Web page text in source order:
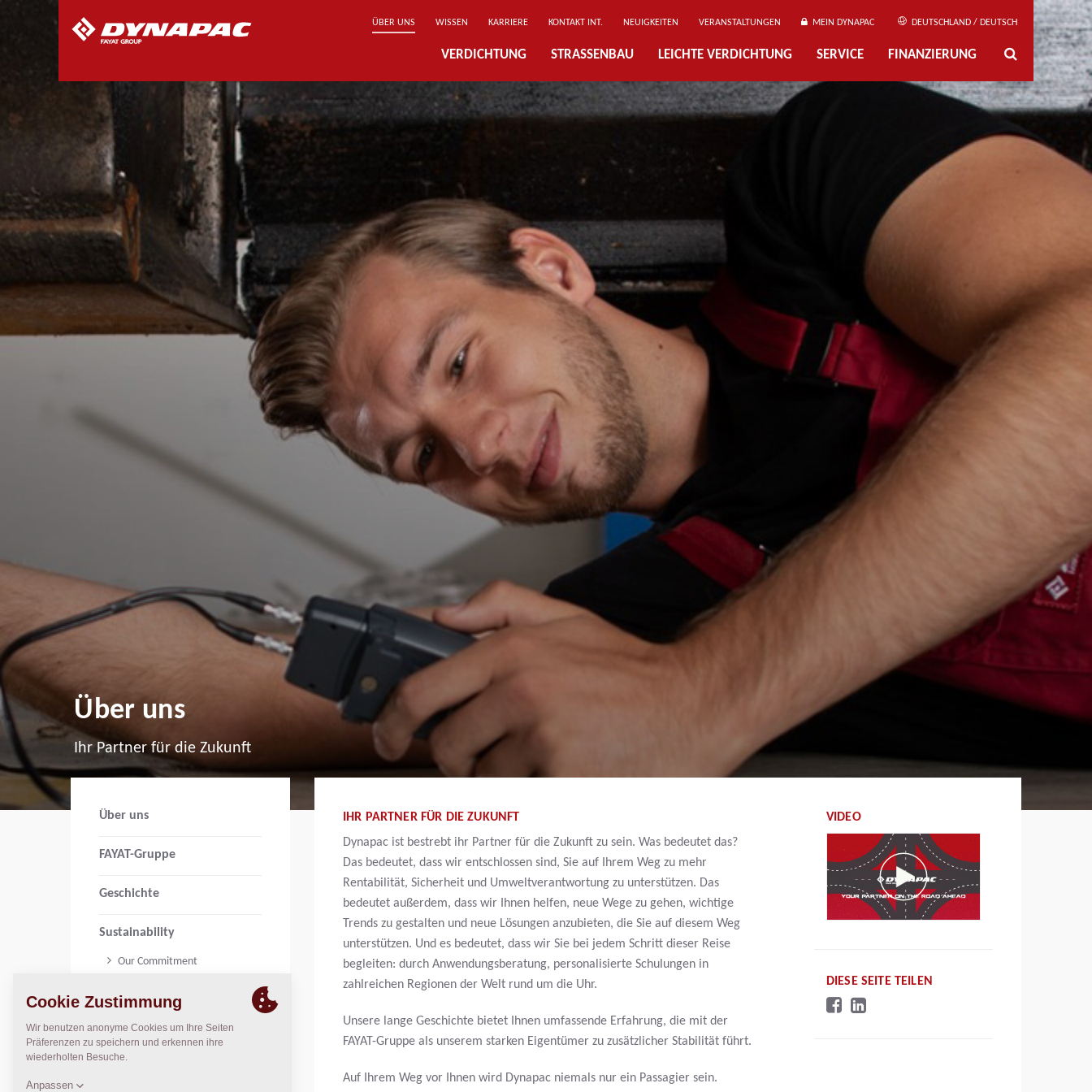
ÜBER UNS WISSEN KARRIERE KONTAKT INT. NEUIGKEITEN VERANSTALTUNGEN MEIN DYNAPAC DEUTSCHLAND / DEUTSCH
VERDICHTUNG STRASSENBAU LEICHTE VERDICHTUNG SERVICE FINANZIERUNG
Über uns
Ihr Partner für die Zukunft
Über uns
FAYAT-Gruppe
Geschichte
Sustainability
Our Commitment
Performance
Our Journey so far
Code of Conduct
IHR PARTNER FÜR DIE ZUKUNFT
Dynapac ist bestrebt ihr Partner für die Zukunft zu sein. Was bedeutet das?
Das bedeutet, dass wir entschlossen sind, Sie auf Ihrem Weg zu mehr
Rentabilität, Sicherheit und Umweltverantwortung zu unterstützen. Das
bedeutet außerdem, dass wir Ihnen helfen, neue Wege zu gehen, wichtige
Trends zu gestalten und neue Lösungen anzubieten, die Sie auf diesem Weg
unterstützen. Und es bedeutet, dass wir Sie bei jedem Schritt dieser Reise
begleiten: durch Anwendungsberatung, personalisierte Schulungen in
zahlreichen Regionen der Welt rund um die Uhr.
Unsere lange Geschichte bietet Ihnen umfassende Erfahrung, die mit der
FAYAT-Gruppe als unserem starken Eigentümer zu zusätzlicher Stabilität führt.
Auf Ihrem Weg vor Ihnen wird Dynapac niemals nur ein Passagier sein.
VIDEO
DIESE SEITE TEILEN